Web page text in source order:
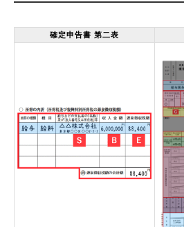
確定申告書 第二表